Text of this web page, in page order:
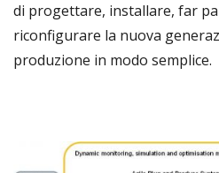
di progettare, installare, far
riconfigurare la nuova
produzione in modo semplice.